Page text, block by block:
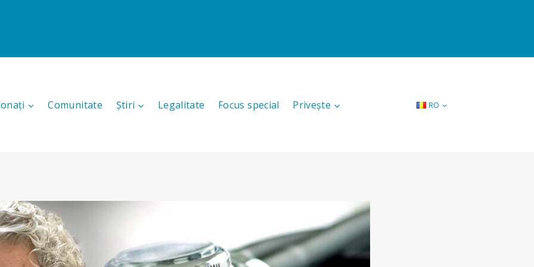
Comunitate Știri Legalitate Focus special Privește RO